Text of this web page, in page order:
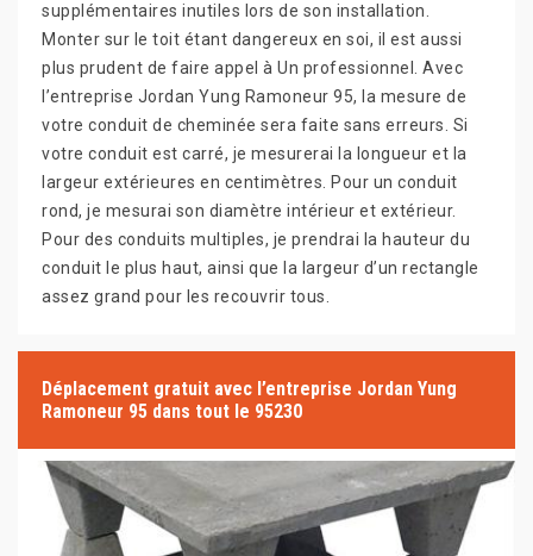
supplémentaires inutiles lors de son installation.
Monter sur le toit étant dangereux en soi, il est aussi
plus prudent de faire appel à Un professionnel. Avec
l’entreprise Jordan Yung Ramoneur 95, la mesure de
votre conduit de cheminée sera faite sans erreurs. Si
votre conduit est carré, je mesurerai la longueur et la
largeur extérieures en centimètres. Pour un conduit
rond, je mesurai son diamètre intérieur et extérieur.
Pour des conduits multiples, je prendrai la hauteur du
conduit le plus haut, ainsi que la largeur d’un rectangle
assez grand pour les recouvrir tous.
Déplacement gratuit avec l’entreprise Jordan Yung
Ramoneur 95 dans tout le 95230